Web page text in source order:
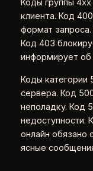
Коды группы 4xx
клиента. Код
формат
Код 403
информирует об
Коды категории
сервера. Код
неполадку. Код
недоступности.
онлайн обязано
ясные